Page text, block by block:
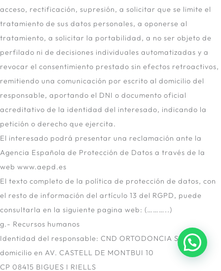
acceso, rectificación, supresión, a solicitar que se limite el
tratamiento de sus datos personales, a oponerse al
tratamiento, a solicitar la portabilidad, a no ser objeto de
perfilado ni de decisiones individuales automatizadas y a
revocar el consentimiento prestado sin efectos retroactivos,
remitiendo una comunicación por escrito al domicilio del
responsable, aportando el DNI o documento oficial
acreditativo de la identidad del interesado, indicando la
petición o derecho que ejercita.
El interesado podrá presentar una reclamación ante la
Agencia Española de Protección de Datos a través de la
web www.aepd.es
El texto completo de la política de protección de datos, con
el resto de información del artículo 13 del RGPD, puede
consultarla en la siguiente pagina web: (………..)
g.- Recursos humanos
Identidad del responsable: CND ORTODONCIA SLP con
domicilio en AV. CASTELL DE MONTBUI 10
CP 08415 BIGUES I RIELLS